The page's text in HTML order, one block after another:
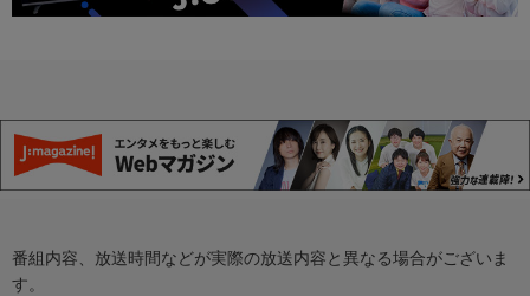
番組内容、放送時間などが実際の放送内容と異なる場合がございま
す。